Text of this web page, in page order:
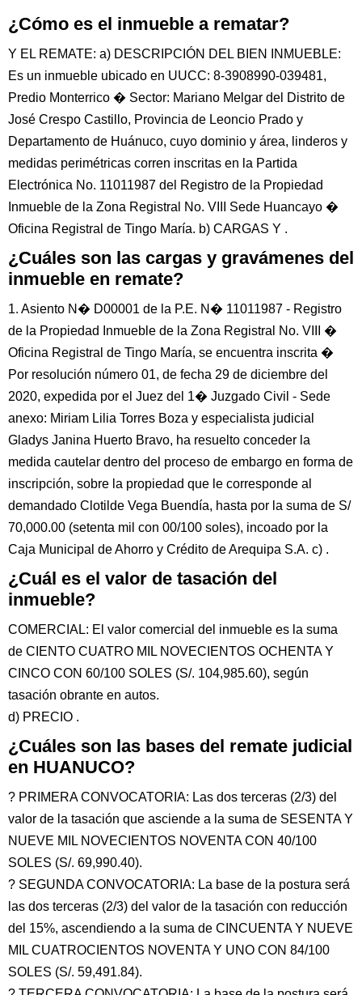
¿Cómo es el inmueble a rematar?
Y EL REMATE: a) DESCRIPCIÓN DEL BIEN INMUEBLE:
Es un inmueble ubicado en UUCC: 8-3908990-039481,
Predio Monterrico � Sector: Mariano Melgar del Distrito de
José Crespo Castillo, Provincia de Leoncio Prado y
Departamento de Huánuco, cuyo dominio y área, linderos y
medidas perimétricas corren inscritas en la Partida
Electrónica No. 11011987 del Registro de la Propiedad
Inmueble de la Zona Registral No. VIII Sede Huancayo �
Oficina Registral de Tingo María. b) CARGAS Y .
¿Cuáles son las cargas y gravámenes del
inmueble en remate?
1. Asiento N� D00001 de la P.E. N� 11011987 - Registro
de la Propiedad Inmueble de la Zona Registral No. VIII �
Oficina Registral de Tingo María, se encuentra inscrita �
Por resolución número 01, de fecha 29 de diciembre del
2020, expedida por el Juez del 1� Juzgado Civil - Sede
anexo: Miriam Lilia Torres Boza y especialista judicial
Gladys Janina Huerto Bravo, ha resuelto conceder la
medida cautelar dentro del proceso de embargo en forma de
inscripción, sobre la propiedad que le corresponde al
demandado Clotilde Vega Buendía, hasta por la suma de S/
70,000.00 (setenta mil con 00/100 soles), incoado por la
Caja Municipal de Ahorro y Crédito de Arequipa S.A. c) .
¿Cuál es el valor de tasación del
inmueble?
COMERCIAL: El valor comercial del inmueble es la suma
de CIENTO CUATRO MIL NOVECIENTOS OCHENTA Y
CINCO CON 60/100 SOLES (S/. 104,985.60), según
tasación obrante en autos.
d) PRECIO .
¿Cuáles son las bases del remate judicial
en HUANUCO?
? PRIMERA CONVOCATORIA: Las dos terceras (2/3) del
valor de la tasación que asciende a la suma de SESENTA Y
NUEVE MIL NOVECIENTOS NOVENTA CON 40/100
SOLES (S/. 69,990.40).
? SEGUNDA CONVOCATORIA: La base de la postura será
las dos terceras (2/3) del valor de la tasación con reducción
del 15%, ascendiendo a la suma de CINCUENTA Y NUEVE
MIL CUATROCIENTOS NOVENTA Y UNO CON 84/100
SOLES (S/. 59,491.84).